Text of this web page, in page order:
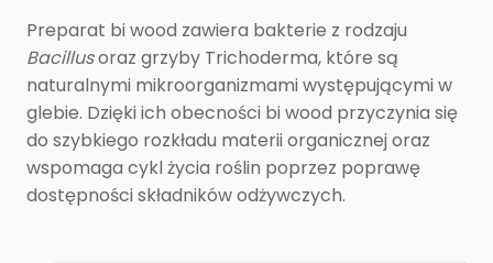
Preparat bi wood zawiera bakterie z rodzaju
Bacillusoraz grzyby Trichoderma, które są
naturalnymi mikroorganizmami występującymi w
glebie. Dzięki ich obecności bi wood przyczynia się
do szybkiego rozkładu materii organicznej oraz
wspomaga cykl życia roślin poprzez poprawę
dostępności składników odżywczych.